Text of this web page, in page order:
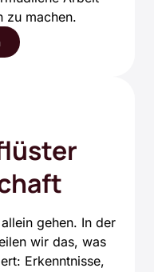
zu machen.
gehen. In der
wir das, was
Erkenntnisse,